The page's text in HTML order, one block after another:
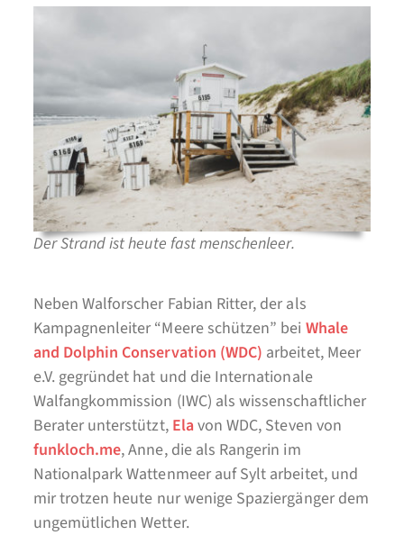
Der Strand ist heute fast menschenleer.
Neben Walforscher Fabian Ritter, der als
Kampagnenleiter “Meere schützen” bei Whale
and Dolphin Conservation (WDC) arbeitet, Meer
e.V. gegründet hat und die Internationale
Walfangkommission (IWC) als wissenschaftlicher
Berater unterstützt, Ela von WDC, Steven von
funkloch.me, Anne, die als Rangerin im
Nationalpark Wattenmeer auf Sylt arbeitet, und
mir trotzen heute nur wenige Spaziergänger dem
ungemütlichen Wetter.